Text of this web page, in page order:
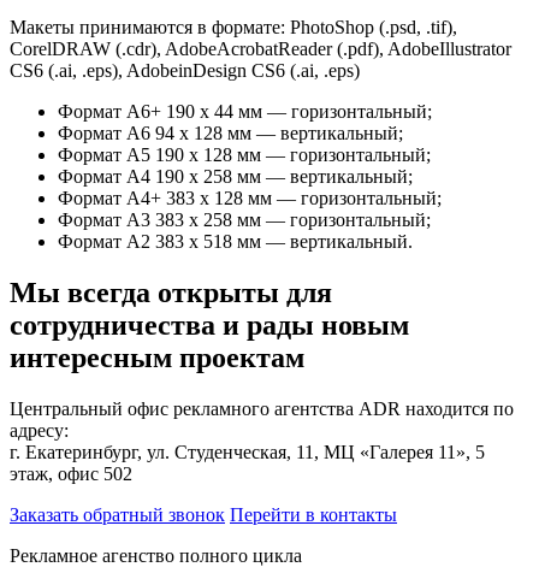
Макеты принимаются в формате: PhotoShop (.psd, .tif),
CorelDRAW (.cdr), AdobeAcrobatReader (.pdf), AdobeIllustrator
CS6 (.ai, .eps), AdobeinDesign CS6 (.ai, .eps)
Формат А6+ 190 х 44 мм — горизонтальный;
Формат А6 94 х 128 мм — вертикальный;
Формат А5 190 х 128 мм — горизонтальный;
Формат А4 190 х 258 мм — вертикальный;
Формат А4+ 383 х 128 мм — горизонтальный;
Формат А3 383 х 258 мм — горизонтальный;
Формат А2 383 х 518 мм — вертикальный.
Мы всегда открыты для
сотрудничества и рады новым
интересным проектам
Центральный офис рекламного агентства ADR находится по
адресу:
г. Екатеринбург, ул. Студенческая, 11, МЦ «Галерея 11», 5
этаж, офис 502
Заказать обратный звонок Перейти в контакты
Рекламное агенство полного цикла